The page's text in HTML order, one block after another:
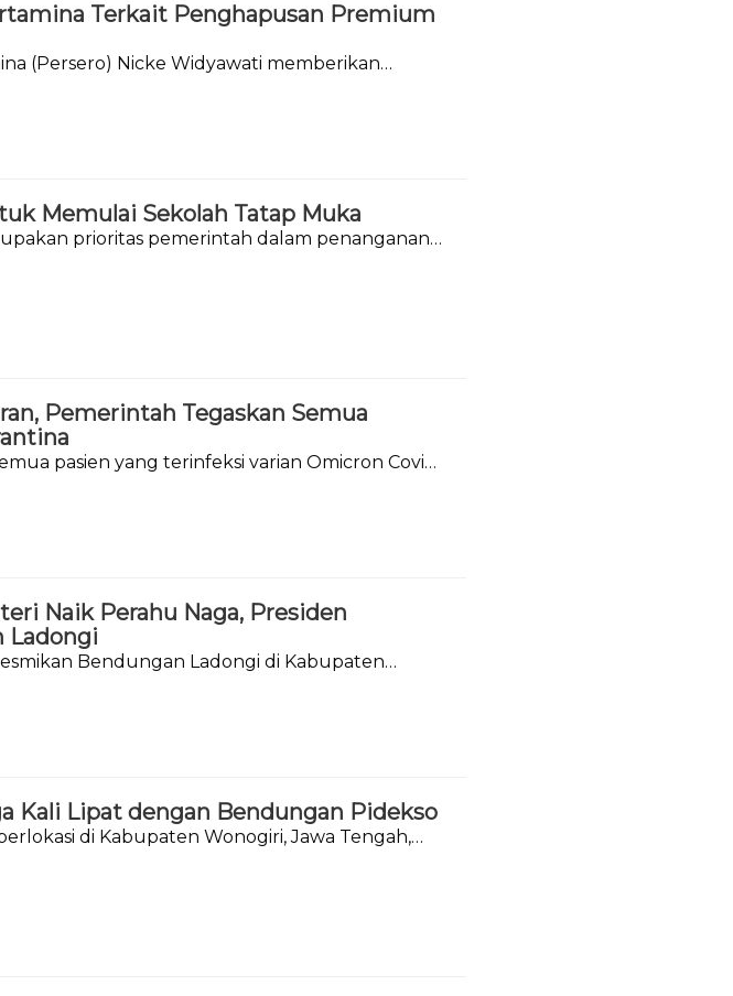
Terkait Penghapusan Premium
(Persero) Nicke Widyawati memberikan
wacana penghapusan BBM Premium dan
Memulai Sekolah Tatap Muka
prioritas pemerintah dalam penanganan
Pemerintah Tegaskan Semua
pasien yang terinfeksi varian Omicron Covid-
Naik Perahu Naga, Presiden
Ladongi
Bendungan Ladongi di Kabupaten
Tenggara
Kali Lipat dengan Bendungan Pidekso
di Kabupaten Wonogiri, Jawa Tengah,